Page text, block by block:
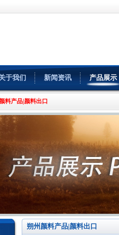
于我们 新闻资讯 产品展示
料产品|颜料出口
朔州颜料产品|颜料出口